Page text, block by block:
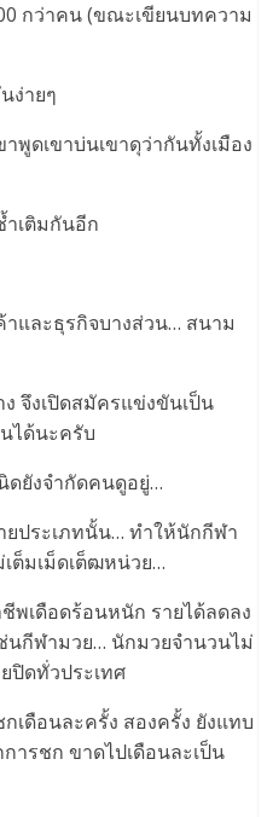
กว่าคน (ขณะเขียนบทความ
ายๆ
ดเขาบ่นเขาดุว่ากันทั้งเมือง
เติมกันอีก
ละธุรกิจบางส่วน… สนาม
งเปิดสมัครแข่งขันเป็น
ได้นะครับ
งจำกัดคนดูอยู่…
ระเภทนั้น… ทำให้นักกีฬา
ต็มเม็ดเต็ฒหน่วย…
ดือดร้อนหนัก รายได้ลดลง
นกีฬามวย… นักมวยจำนวนไม่
ปิดทั่วประเทศ
อนละครั้ง สองครั้ง ยังแทบ
ารชก ขาดไปเดือนละเป็น